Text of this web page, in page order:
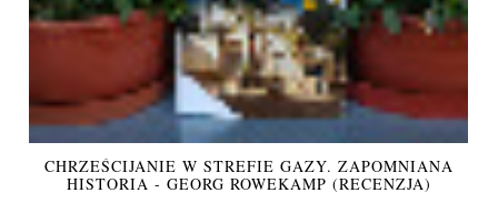
CHRZEŚCIJANIE W STREFIE GAZY. ZAPOMNIANA
HISTORIA - GEORG ROWEKAMP (RECENZJA)